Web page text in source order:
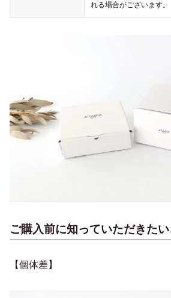
れる場合がございます。
ご購入前に知っていただきたい
【個体差】